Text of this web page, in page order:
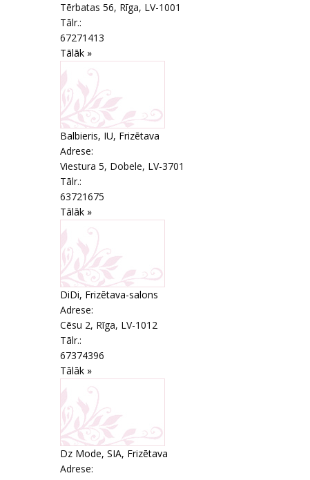
Tērbatas 56, Rīga, LV-1001
Tālr.:
67271413
Tālāk »
Balbieris, IU, Frizētava
Adrese:
Viestura 5, Dobele, LV-3701
Tālr.:
63721675
Tālāk »
DiDi, Frizētava-salons
Adrese:
Cēsu 2, Rīga, LV-1012
Tālr.:
67374396
Tālāk »
Dz Mode, SIA, Frizētava
Adrese: